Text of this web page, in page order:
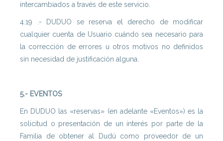
intercambiados a través de este servicio.
4.19 .- DUDUO se reserva el derecho de modificar
cualquier cuenta de Usuario cuándo sea necesario para
la corrección de errores u otros motivos no definidos
sin necesidad de justificación alguna.
5.- EVENTOS
En DUDUO las «reservas» (en adelante «Eventos») es la
solicitud o presentación de un interés por parte de la
Familia de obtener al Dudú como proveedor de un